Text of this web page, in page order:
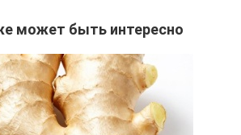
может быть интересно